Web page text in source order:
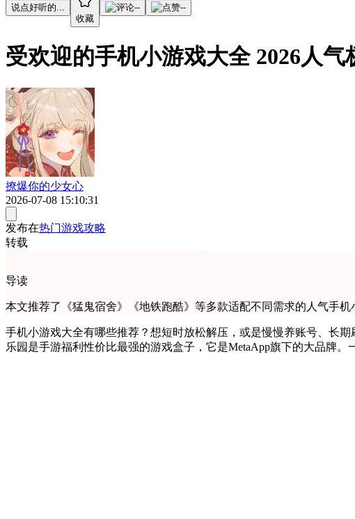
说点好听的...
收藏
-- --
受欢迎的手机小游戏大全 2026人
撩爆你的少女心
2026-07-08 15:10:31
发布在热门游戏攻略
转载
导读
本文推荐了《猛鬼宿舍》《地铁跑酷》等多款适配不同需求的人气手
手机小游戏大全有哪些推荐？想短时放松解压，或是慢慢养账号、长